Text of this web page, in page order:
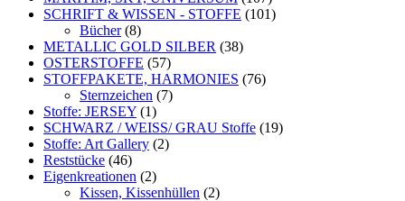
SCHRIFT & WISSEN - STOFFE (101)
Bücher (8)
METALLIC GOLD SILBER (38)
OSTERSTOFFE (57)
STOFFPAKETE, HARMONIES (76)
Sternzeichen (7)
Stoffe: JERSEY (1)
SCHWARZ / WEISS/ GRAU Stoffe (19)
Stoffe: Art Gallery (2)
Reststücke (46)
Eigenkreationen (2)
Kissen, Kissenhüllen (2)